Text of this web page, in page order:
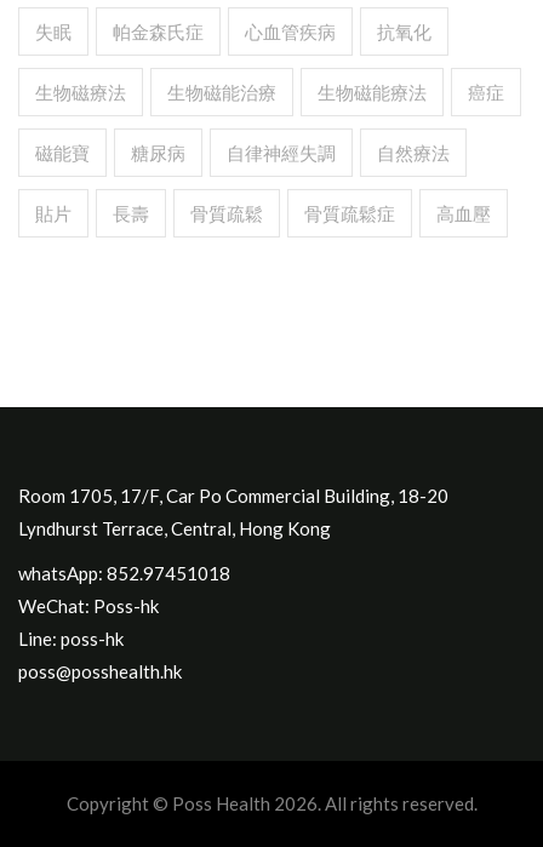
失眠 帕金森氏症 心血管疾病 抗氧化
生物磁療法 生物磁能治療 生物磁能療法 癌症
磁能寶 糖尿病 自律神經失調 自然療法
貼片 長壽 骨質疏鬆 骨質疏鬆症 高血壓
Room 1705, 17/F, Car Po Commercial Building, 18-20
Lyndhurst Terrace, Central, Hong Kong
whatsApp: 852.97451018
WeChat: Poss-hk
Line: poss-hk
poss@posshealth.hk
Copyright © Poss Health 2026. All rights reserved.